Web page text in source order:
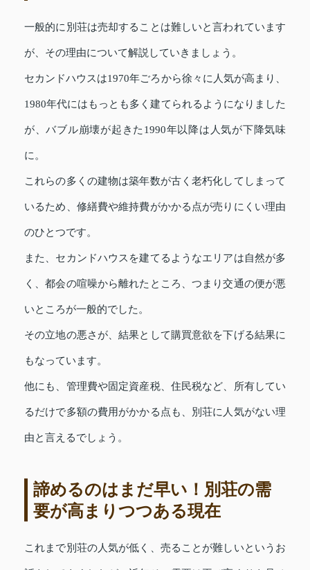
一般的に別荘は売却することは難しいと言われています
が、その理由について解説していきましょう。
セカンドハウスは1970年ごろから徐々に人気が高まり、
1980年代にはもっとも多く建てられるようになりました
が、バブル崩壊が起きた1990年以降は人気が下降気味
に。
これらの多くの建物は築年数が古く老朽化してしまって
いるため、修繕費や維持費がかかる点が売りにくい理由
のひとつです。
また、セカンドハウスを建てるようなエリアは自然が多
く、都会の喧噪から離れたところ、つまり交通の便が悪
いところが一般的でした。
その立地の悪さが、結果として購買意欲を下げる結果に
もなっています。
他にも、管理費や固定資産税、住民税など、所有してい
るだけで多額の費用がかかる点も、別荘に人気がない理
由と言えるでしょう。
諦めるのはまだ早い！別荘の需
要が高まりつつある現在
これまで別荘の人気が低く、売ることが難しいというお